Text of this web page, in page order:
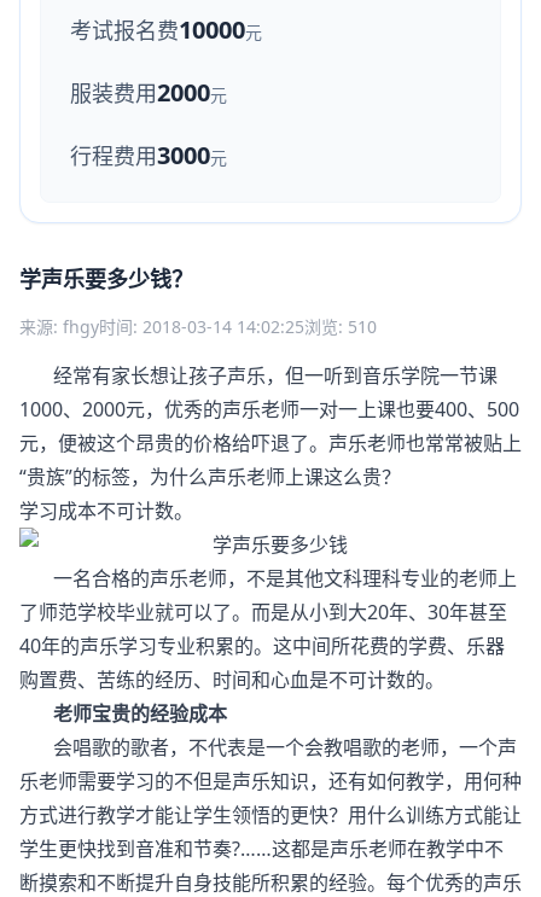
考试报名费10000元
服装费用2000元
行程费用3000元
学声乐要多少钱？
来源: fhgy时间: 2018-03-14 14:02:25浏览: 510
经常有家长想让孩子声乐，但一听到音乐学院一节课
1000、2000元，优秀的声乐老师一对一上课也要400、500
元，便被这个昂贵的价格给吓退了。声乐老师也常常被贴上
“贵族”的标签，为什么声乐老师上课这么贵？
学习成本不可计数。
一名合格的声乐老师，不是其他文科理科专业的老师上
了师范学校毕业就可以了。而是从小到大20年、30年甚至
40年的声乐学习专业积累的。这中间所花费的学费、乐器
购置费、苦练的经历、时间和心血是不可计数的。
老师宝贵的经验成本
会唱歌的歌者，不代表是一个会教唱歌的老师，一个声
乐老师需要学习的不但是声乐知识，还有如何教学，用何种
方式进行教学才能让学生领悟的更快？用什么训练方式能让
学生更快找到音准和节奏?……这都是声乐老师在教学中不
断摸索和不断提升自身技能所积累的经验。每个优秀的声乐